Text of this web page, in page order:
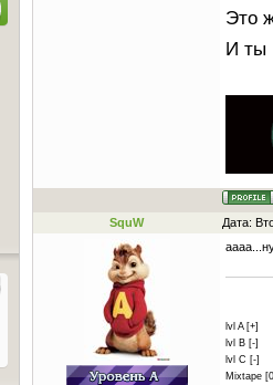
Это
И ты
SquW Дата:
lvl A [+]
lvl B [-]
lvl C [-]
Mixtape